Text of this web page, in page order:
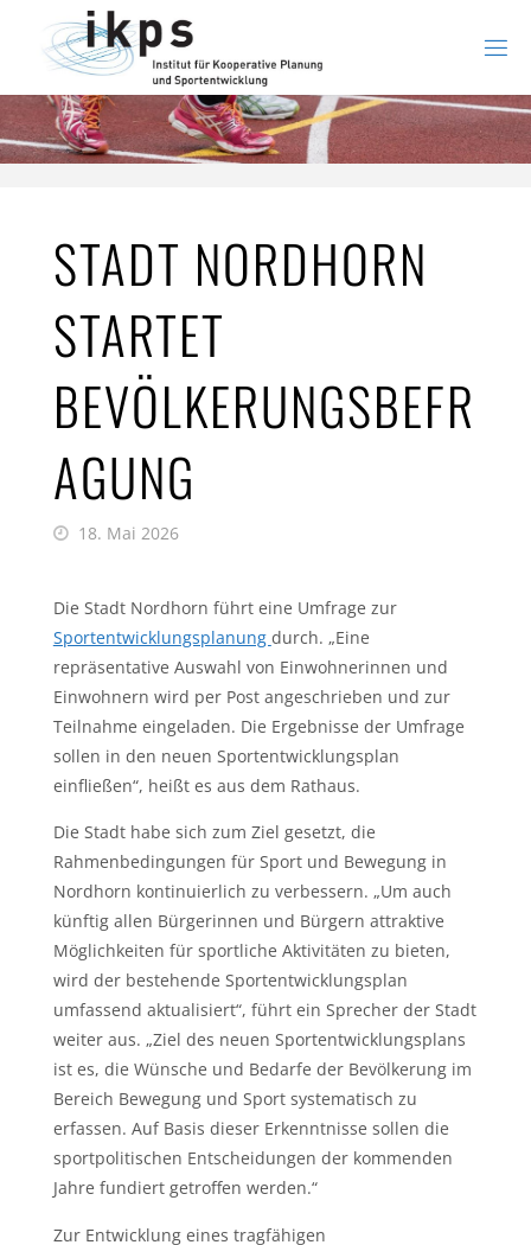
springen
STADT NORDHORN
STARTET
BEVÖLKERUNGSBEFR
AGUNG
18. Mai 2026
Die Stadt Nordhorn führt eine Umfrage zur
Sportentwicklungsplanung durch. „Eine
repräsentative Auswahl von Einwohnerinnen und
Einwohnern wird per Post angeschrieben und zur
Teilnahme eingeladen. Die Ergebnisse der Umfrage
sollen in den neuen Sportentwicklungsplan
einfließen“, heißt es aus dem Rathaus.
Die Stadt habe sich zum Ziel gesetzt, die
Rahmenbedingungen für Sport und Bewegung in
Nordhorn kontinuierlich zu verbessern. „Um auch
künftig allen Bürgerinnen und Bürgern attraktive
Möglichkeiten für sportliche Aktivitäten zu bieten,
wird der bestehende Sportentwicklungsplan
umfassend aktualisiert“, führt ein Sprecher der Stadt
weiter aus. „Ziel des neuen Sportentwicklungsplans
ist es, die Wünsche und Bedarfe der Bevölkerung im
Bereich Bewegung und Sport systematisch zu
erfassen. Auf Basis dieser Erkenntnisse sollen die
sportpolitischen Entscheidungen der kommenden
Jahre fundiert getroffen werden.“
Zur Entwicklung eines tragfähigen